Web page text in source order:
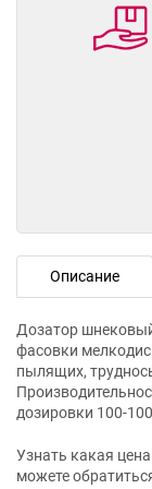
Описание
Дозатор
фасовки
пылящих,
дозировки 100-
Узнать какая
можете